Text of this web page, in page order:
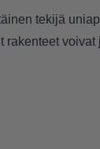
tekijä
rakenteet voivat